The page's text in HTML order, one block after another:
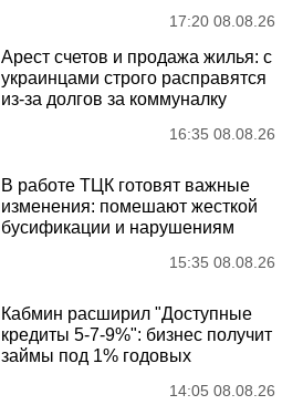
17:20 08.08.26
Арест счетов и продажа жилья: с
украинцами строго расправятся
из-за долгов за коммуналку
16:35 08.08.26
В работе ТЦК готовят важные
изменения: помешают жесткой
бусификации и нарушениям
15:35 08.08.26
Кабмин расширил "Доступные
кредиты 5-7-9%": бизнес получит
займы под 1% годовых
14:05 08.08.26